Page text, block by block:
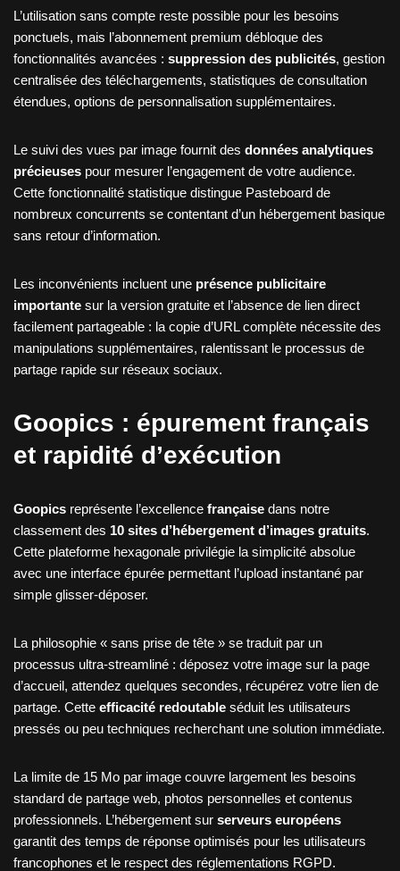
L’utilisation sans compte reste possible pour les besoins
ponctuels, mais l’abonnement premium débloque des
fonctionnalités avancées : suppression des publicités, gestion
centralisée des téléchargements, statistiques de consultation
étendues, options de personnalisation supplémentaires.
Le suivi des vues par image fournit des données analytiques
précieuses pour mesurer l’engagement de votre audience.
Cette fonctionnalité statistique distingue Pasteboard de
nombreux concurrents se contentant d’un hébergement basique
sans retour d’information.
Les inconvénients incluent une présence publicitaire
importante sur la version gratuite et l’absence de lien direct
facilement partageable : la copie d’URL complète nécessite des
manipulations supplémentaires, ralentissant le processus de
partage rapide sur réseaux sociaux.
Goopics : épurement français
et rapidité d’exécution
Goopics représente l’excellence française dans notre
classement des 10 sites d’hébergement d’images gratuits.
Cette plateforme hexagonale privilégie la simplicité absolue
avec une interface épurée permettant l’upload instantané par
simple glisser-déposer.
La philosophie « sans prise de tête » se traduit par un
processus ultra-streamliné : déposez votre image sur la page
d’accueil, attendez quelques secondes, récupérez votre lien de
partage. Cette efficacité redoutable séduit les utilisateurs
pressés ou peu techniques recherchant une solution immédiate.
La limite de 15 Mo par image couvre largement les besoins
standard de partage web, photos personnelles et contenus
professionnels. L’hébergement sur serveurs européens
garantit des temps de réponse optimisés pour les utilisateurs
francophones et le respect des réglementations RGPD.